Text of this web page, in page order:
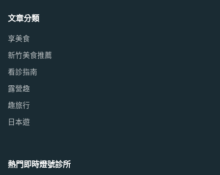
文章分類
享美食
新竹美食推薦
看診指南
露營趣
趣旅行
日本遊
熱門即時燈號診所